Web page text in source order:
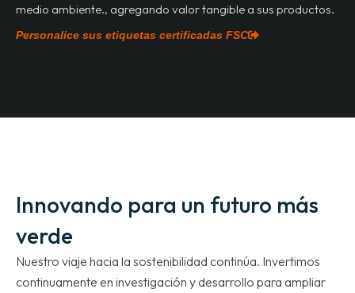
medio ambiente., agregando valor tangible a sus productos.
Personalice sus etiquetas certificadas FSC
Innovando para un futuro más
verde
Nuestro viaje hacia la sostenibilidad continúa. Invertimos
continuamente en investigación y desarrollo para ampliar